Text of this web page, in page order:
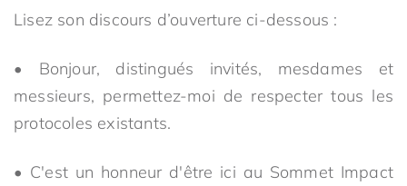
Lisez son discours d’ouverture ci-dessous :
• Bonjour, distingués invités, mesdames et
messieurs, permettez-moi de respecter tous les
protocoles existants.
• C'est un honneur d'être ici au Sommet Impact